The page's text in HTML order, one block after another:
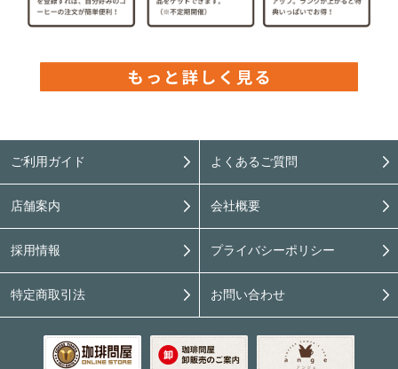
ご利用ガイド よくあるご質問
店舗案内 会社概要
採用情報 プライバシーポリシー
特定商取引法 お問い合わせ